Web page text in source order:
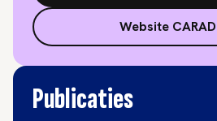
Website
Publicaties